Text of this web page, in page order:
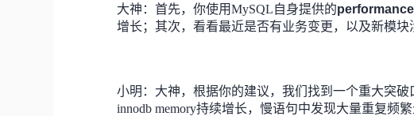
大神：首先，你使用MySQL自身提供的
增长；其次，看看最近是否有业务变更，以及新模块
小明：大神，根据你的建议，我们找到一个重大突破
innodb memory持续增长，慢语句中发现大量重复频繁